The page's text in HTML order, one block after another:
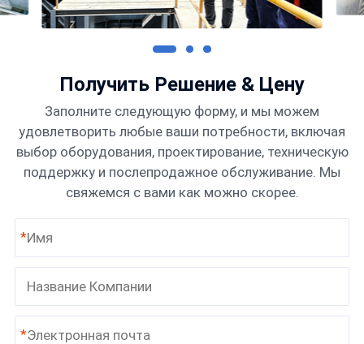
Получить Решение & Цену
Заполните следующую форму, и мы можем
удовлетворить любые ваши потребности, включая
выбор оборудования, проектирование, техническую
поддержку и послепродажное обслуживание. Мы
свяжемся с вами как можно скорее.
*
*